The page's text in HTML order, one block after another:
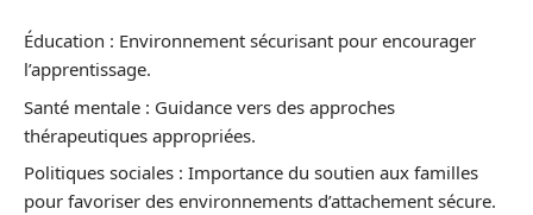
Éducation : Environnement sécurisant pour encourager
l’apprentissage.
Santé mentale : Guidance vers des approches
thérapeutiques appropriées.
Politiques sociales : Importance du soutien aux familles
pour favoriser des environnements d’attachement sécure.